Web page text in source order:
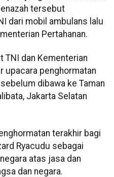
tersebut
dari mobil ambulans lalu
Pertahanan.
TNI dan Kementerian
upacara penghormatan
dibawa ke Taman
Jakarta Selatan
terakhir bagi
Ryacudu sebagai
atas jasa dan
dan negara.